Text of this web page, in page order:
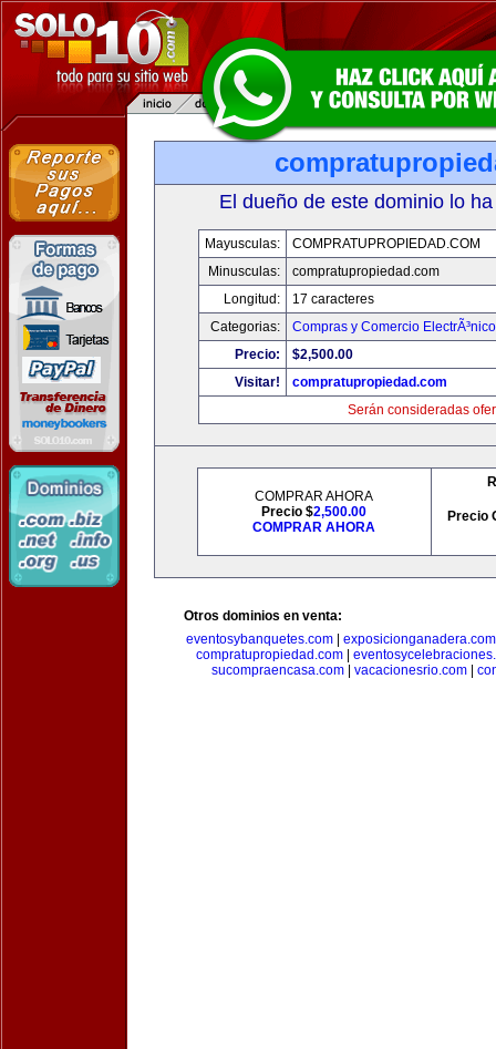
El dueño de este dominio lo
Mayusculas:
COMPRATUPROPIEDAD.COM
Minusculas:
compratupropiedad.com
Longitud:
17 caracteres
Categorias:
Compras y Comercio ElectrÃ³nico
Precio:
$2,500.00
Visitar!
compratupropiedad.com
Serán consideradas
COMPRAR AHORA
Precio $2,500.00
COMPRAR AHORA
Precio
Otros dominios en venta:
eventosybanquetes.com| exposicionganadera.com
compratupropiedad.com
sucompraencasa.com| vacacionesrio.com|